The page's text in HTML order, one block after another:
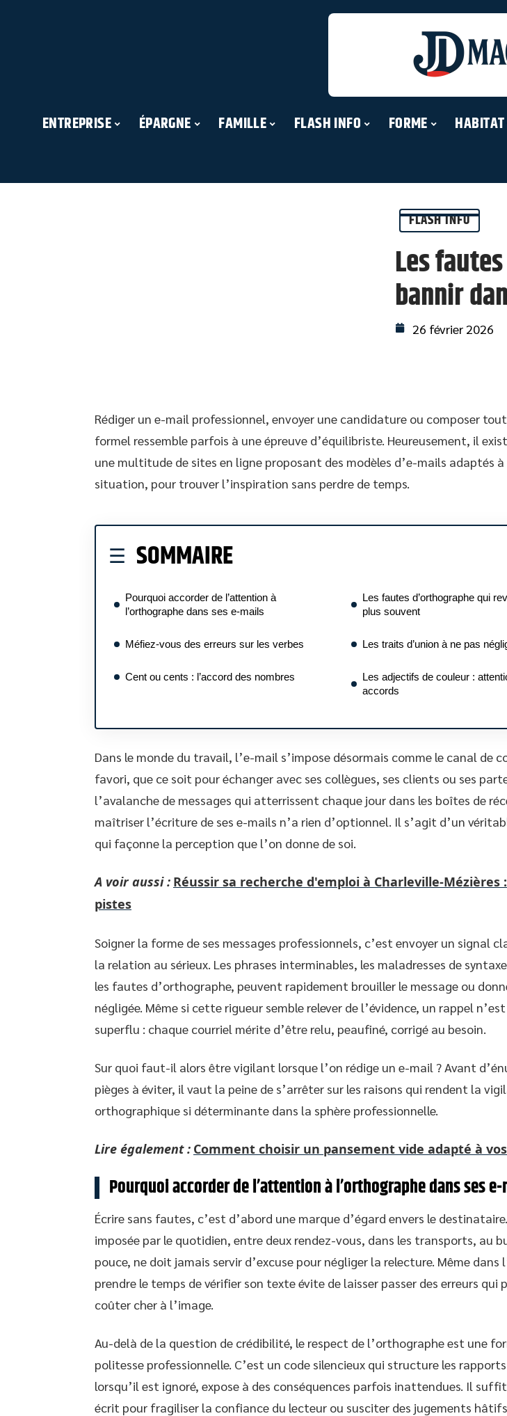
ENTREPRISE ÉPARGNE FAMILLE FLASH INFO FORME HABITAT
FLASH INFO
Les
bannir
26 février 2026
Rédiger un e-mail professionnel, envoyer une candidature ou composer
formel ressemble parfois à une épreuve d’équilibriste. Heureusement, il
une multitude de sites en ligne proposant des modèles d’e-mails adaptés
situation, pour trouver l’inspiration sans perdre de temps.
SOMMAIRE
Pourquoi accorder de l’attention à
l’orthographe dans ses e-mails
Méfiez-vous des erreurs sur les verbes
Cent ou cents : l’accord des nombres
Les fautes d’orthographe qui
plus souvent
Les traits d’union à ne pas
Les adjectifs de couleur :
accords
Dans le monde du travail, l’e-mail s’impose désormais comme le canal de
favori, que ce soit pour échanger avec ses collègues, ses clients ou ses
l’avalanche de messages qui atterrissent chaque jour dans les boîtes de
maîtriser l’écriture de ses e-mails n’a rien d’optionnel. Il s’agit d’un
qui façonne la perception que l’on donne de soi.
A voir aussi : Réussir sa recherche d'emploi à Charleville-Mézières
pistes
Soigner la forme de ses messages professionnels, c’est envoyer un signal
la relation au sérieux. Les phrases interminables, les maladresses de
les fautes d’orthographe, peuvent rapidement brouiller le message ou
négligée. Même si cette rigueur semble relever de l’évidence, un rappel
superflu : chaque courriel mérite d’être relu, peaufiné, corrigé au besoin.
Sur quoi faut-il alors être vigilant lorsque l’on rédige un e-mail ? Avant
pièges à éviter, il vaut la peine de s’arrêter sur les raisons qui rendent la
orthographique si déterminante dans la sphère professionnelle.
Lire également : Comment choisir un pansement vide adapté à
Pourquoi accorder de l’attention à l’orthographe dans ses
Écrire sans fautes, c’est d’abord une marque d’égard envers le
imposée par le quotidien, entre deux rendez-vous, dans les transports, au
pouce, ne doit jamais servir d’excuse pour négliger la relecture. Même dans
prendre le temps de vérifier son texte évite de laisser passer des erreurs qui
coûter cher à l’image.
Au-delà de la question de crédibilité, le respect de l’orthographe est une
politesse professionnelle. C’est un code silencieux qui structure les
lorsqu’il est ignoré, expose à des conséquences parfois inattendues. Il
écrit pour fragiliser la confiance du lecteur ou susciter des jugements